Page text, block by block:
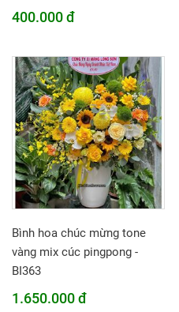
400.000 đ
Bình hoa chúc mừng tone
vàng mix cúc pingpong -
BI363
1.650.000 đ